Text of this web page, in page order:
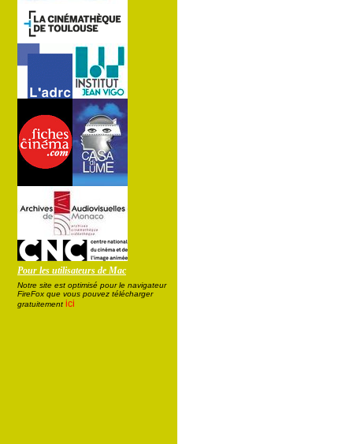
Pour les utilisateurs de Mac
Notre site est optimisé pour le navigateur
FireFox que vous pouvez télécharger
gratuitement ici